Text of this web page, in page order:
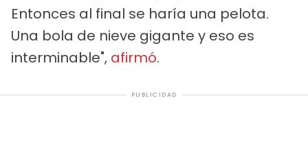
Entonces al final se haría una pelota.
Una bola de nieve gigante y eso es
interminable", afirmó.
PUBLICIDAD